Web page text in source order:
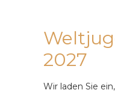
2027
Wir laden Sie